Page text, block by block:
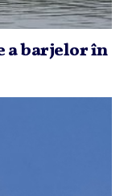
a barjelor în